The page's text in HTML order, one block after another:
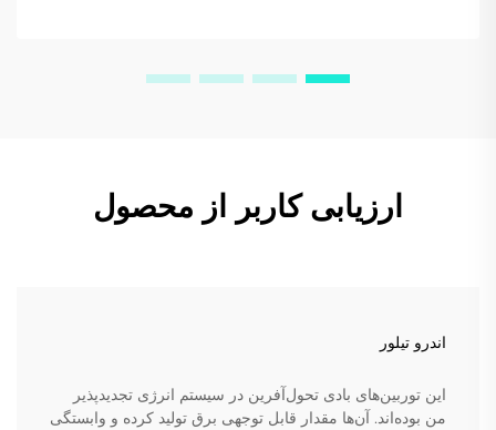
ارزیابی کاربر از محصول
اندرو تیلور
این توربین‌های بادی تحول‌آفرین در سیستم انرژی تجدیدپذیر
من بوده‌اند. آن‌ها مقدار قابل توجهی برق تولید کرده و وابستگی